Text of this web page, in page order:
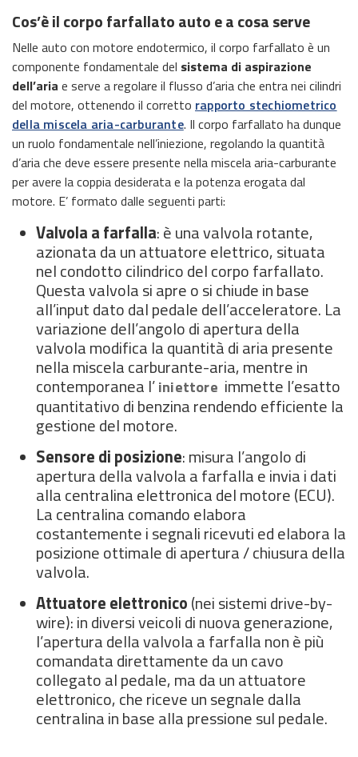
Cos’è il corpo farfallato auto e a cosa serve
Nelle auto con motore endotermico, il corpo farfallato è un
componente fondamentale del sistema di aspirazione
dell’aria e serve a regolare il flusso d’aria che entra nei cilindri
del motore, ottenendo il corretto rapporto stechiometrico
della miscela aria-carburante. Il corpo farfallato ha dunque
un ruolo fondamentale nell’iniezione, regolando la quantità
d’aria che deve essere presente nella miscela aria-carburante
per avere la coppia desiderata e la potenza erogata dal
motore. E’ formato dalle seguenti parti:
Valvola a farfalla: è una valvola rotante,
azionata da un attuatore elettrico, situata
nel condotto cilindrico del corpo farfallato.
Questa valvola si apre o si chiude in base
all’input dato dal pedale dell’acceleratore. La
variazione dell’angolo di apertura della
valvola modifica la quantità di aria presente
nella miscela carburante-aria, mentre in
contemporanea l’iniettore immette l’esatto
quantitativo di benzina rendendo efficiente la
gestione del motore.
Sensore di posizione: misura l’angolo di
apertura della valvola a farfalla e invia i dati
alla centralina elettronica del motore (ECU).
La centralina comando elabora
costantemente i segnali ricevuti ed elabora la
posizione ottimale di apertura / chiusura della
valvola.
Attuatore elettronico(nei sistemi drive-by-
wire): in diversi veicoli di nuova generazione,
l’apertura della valvola a farfalla non è più
comandata direttamente da un cavo
collegato al pedale, ma da un attuatore
elettronico, che riceve un segnale dalla
centralina in base alla pressione sul pedale.